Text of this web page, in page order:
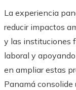
La experiencia
reducir impactos
y las instituciones
laboral y
en ampliar estas
Panamá